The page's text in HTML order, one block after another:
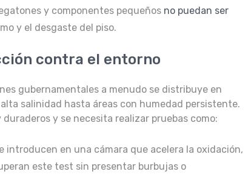
y componentes pequeños no puedan ser
y el desgaste del piso.
contra el entorno
gubernamentales a menudo se distribuye en
salinidad hasta áreas con humedad persistente.
y se necesita realizar pruebas como:
introducen en una cámara que acelera la oxidación,
este test sin presentar burbujas o